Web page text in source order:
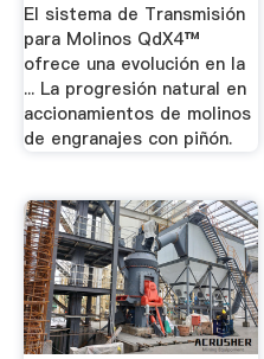
El sistema de Transmisión
para Molinos QdX4™
ofrece una evolución en la
... La progresión natural en
accionamientos de molinos
de engranajes con piñón.